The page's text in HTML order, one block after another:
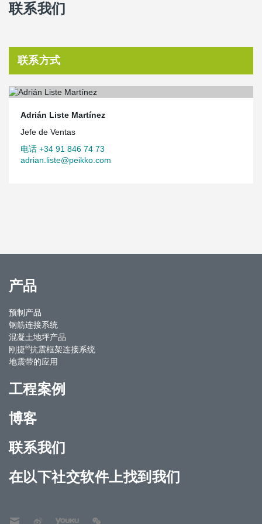
联系我们
联系方式
Adrián Liste Martínez
Jefe de Ventas
电话 +34 91 846 74 73
adrian.liste@peikko.com
产品
预制产品
钢筋连接系统
混凝土地坪产品
刚捷®抗震框架连接系统
地震带的应用
工程案例
博客
联系我们
在以下社交软件上找到我们